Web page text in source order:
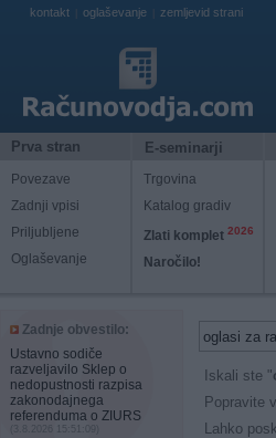
kontakt oglaševanje zemljevid strani
Prva stran E-seminarji
Povezave
Zadnji vpisi
Priljubljene
Oglaševanje
Trgovina
Katalog gradiv
Zlati komplet 2026
Naročilo!
Zadnje obvestilo:
Ustavno sodiče
razveljavilo Sklep o
nedopustnosti razpisa
zakonodajnega
referenduma o ZIURS
(3.8.2026 15:51:09)
Iskali ste "
Popravite
Lahko